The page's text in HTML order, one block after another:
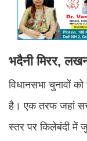
भदैनी मिरर,
विधानसभा चुनावों
है। एक तरफ जहां
स्तर पर किलेबंदी में